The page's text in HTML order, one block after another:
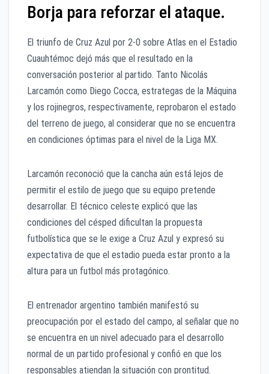
Borja para reforzar el ataque.
El triunfo de Cruz Azul por 2-0 sobre Atlas en el Estadio
Cuauhtémoc dejó más que el resultado en la
conversación posterior al partido. Tanto Nicolás
Larcamón como Diego Cocca, estrategas de la Máquina
y los rojinegros, respectivamente, reprobaron el estado
del terreno de juego, al considerar que no se encuentra
en condiciones óptimas para el nivel de la Liga MX.
Larcamón reconoció que la cancha aún está lejos de
permitir el estilo de juego que su equipo pretende
desarrollar. El técnico celeste explicó que las
condiciones del césped dificultan la propuesta
futbolística que se le exige a Cruz Azul y expresó su
expectativa de que el estadio pueda estar pronto a la
altura para un futbol más protagónico.
El entrenador argentino también manifestó su
preocupación por el estado del campo, al señalar que no
se encuentra en un nivel adecuado para el desarrollo
normal de un partido profesional y confió en que los
responsables atiendan la situación con prontitud.